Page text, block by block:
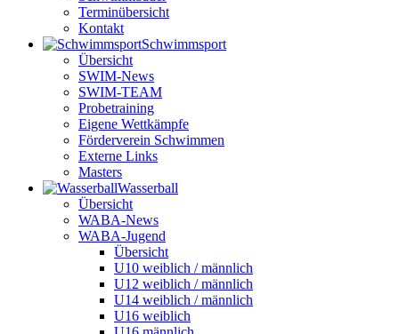
Terminübersicht
Kontakt
Schwimm­sport
Übersicht
SWIM-News
SWIM-TEAM
Probe­training
Eigene Wettkämpfe
Förderverein Schwimmen
Externe Links
Masters
Wasser­ball
Übersicht
WABA-News
WABA-Jugend
Übersicht
U10 weiblich / männlich
U12 weiblich / männlich
U14 weiblich / männlich
U16 weiblich